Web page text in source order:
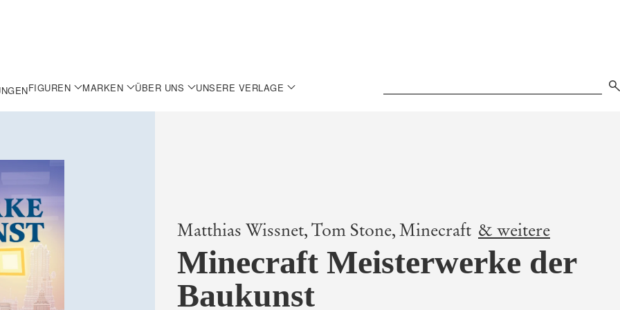
FIGUREN MARKEN ÜBER UNS UNSERE VERLAGE
Matthias Wissnet,Tom Stone,Minecraft & weitere
Minecraft Meisterwerke der
Baukunst